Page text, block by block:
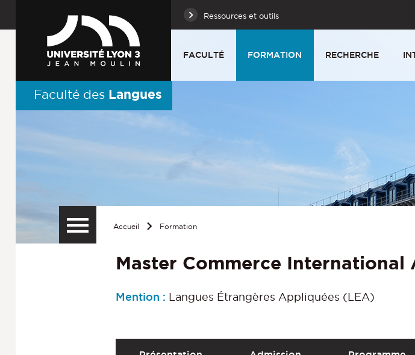
Ressources et outils
FACULTÉ FORMATION RECHERCHE
Faculté des Langues
Accueil Formation
Master Commerce International
Mention : Langues Étrangères Appliquées (LEA)